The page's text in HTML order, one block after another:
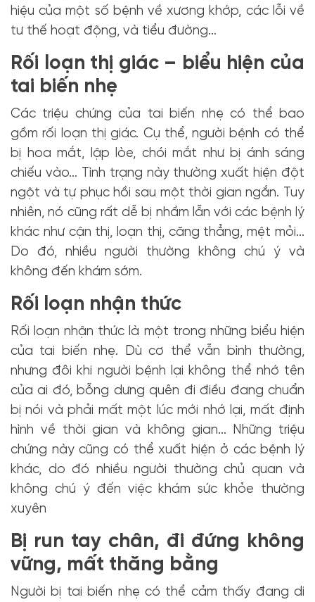
hiệu của một số bệnh về xương khớp, các lỗi về
tư thế hoạt động, và tiểu đường…
Rối loạn thị giác – biểu hiện của
tai biến nhẹ
Các triệu chứng của tai biến nhẹ có thể bao
gồm rối loạn thị giác. Cụ thể, người bệnh có thể
bị hoa mắt, lập lòe, chói mắt như bị ánh sáng
chiếu vào… Tình trạng này thường xuất hiện đột
ngột và tự phục hồi sau một thời gian ngắn. Tuy
nhiên, nó cũng rất dễ bị nhầm lẫn với các bệnh lý
khác như cận thị, loạn thị, căng thẳng, mệt mỏi…
Do đó, nhiều người thường không chú ý và
không đến khám sớm.
Rối loạn nhận thức
Rối loạn nhận thức là một trong những biểu hiện
của tai biến nhẹ. Dù cơ thể vẫn bình thường,
nhưng đôi khi người bệnh lại không thể nhớ tên
của ai đó, bỗng dưng quên đi điều đang chuẩn
bị nói và phải mất một lúc mới nhớ lại, mất định
hình về thời gian và không gian… Những triệu
chứng này cũng có thể xuất hiện ở các bệnh lý
khác, do đó nhiều người thường chủ quan và
không chú ý đến việc khám sức khỏe thường
xuyên
Bị run tay chân, đi đứng không
vững, mất thăng bằng
Người bị tai biến nhẹ có thể cảm thấy đang di